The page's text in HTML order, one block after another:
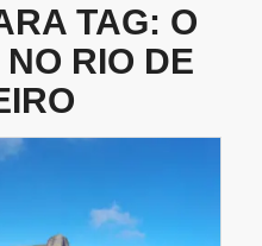
TAG: O
RIO DE